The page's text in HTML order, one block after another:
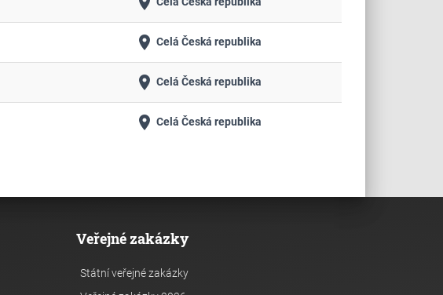
place Celá Česká republika
place Celá Česká republika
place Celá Česká republika
Veřejné zakázky
Státní veřejné zakázky